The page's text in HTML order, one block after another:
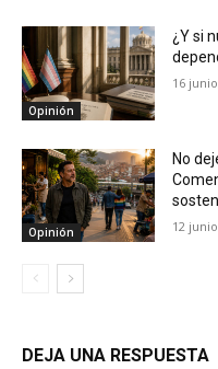
Opinión
¿Y si
16
Opinión
No
12
DEJA UNA RESPUESTA